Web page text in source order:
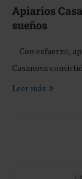
Apiarios
sueños
Con esfuerzo,
Casanova
Leer más